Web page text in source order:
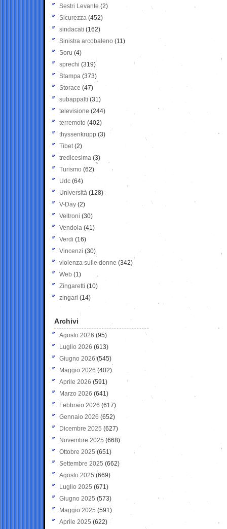
Sestri Levante (2)
Sicurezza (452)
sindacati (162)
Sinistra arcobaleno (11)
Soru (4)
sprechi (319)
Stampa (373)
Storace (47)
subappalti (31)
televisione(244)
terremoto (402)
thyssenkrupp (3)
Tibet(2)
tredicesima (3)
Turismo (62)
Udc (64)
Università (128)
V-Day (2)
Veltroni (30)
Vendola (41)
Verdi (16)
Vincenzi (30)
violenza sulle donne (342)
Web (1)
Zingaretti (10)
zingari (14)
Archivi
Agosto 2026 (95)
Luglio 2026 (613)
Giugno 2026 (545)
Maggio 2026 (402)
Aprile 2026 (591)
Marzo 2026 (641)
Febbraio 2026 (617)
Gennaio 2026 (652)
Dicembre 2025 (627)
Novembre 2025 (668)
Ottobre 2025 (651)
Settembre 2025 (662)
Agosto 2025 (669)
Luglio 2025 (671)
Giugno 2025 (573)
Maggio 2025 (591)
Aprile 2025 (622)